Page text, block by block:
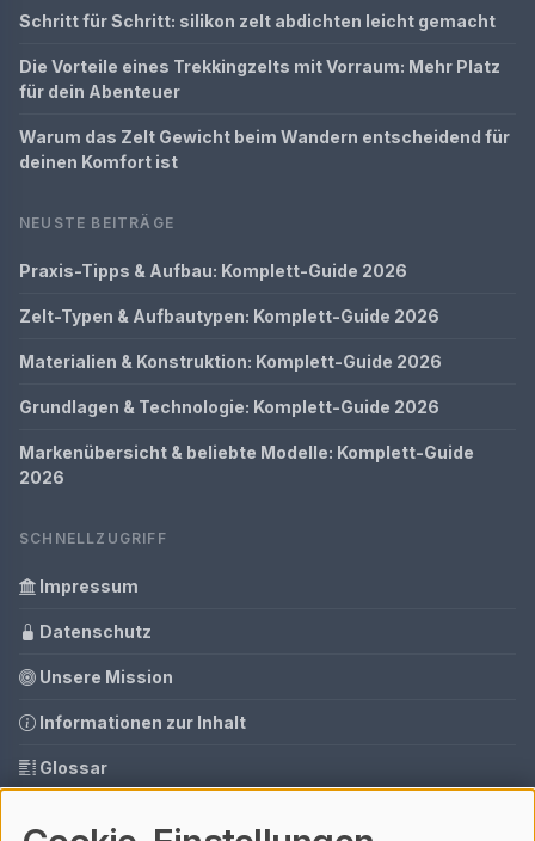
Schritt für Schritt: silikon zelt abdichten leicht gemacht
Die Vorteile eines Trekkingzelts mit Vorraum: Mehr Platz
für dein Abenteuer
Warum das Zelt Gewicht beim Wandern entscheidend für
deinen Komfort ist
NEUSTE BEITRÄGE
Praxis-Tipps & Aufbau: Komplett-Guide 2026
Zelt-Typen & Aufbautypen: Komplett-Guide 2026
Materialien & Konstruktion: Komplett-Guide 2026
Grundlagen & Technologie: Komplett-Guide 2026
Markenübersicht & beliebte Modelle: Komplett-Guide
2026
SCHNELLZUGRIFF
Impressum
Datenschutz
Unsere Mission
Informationen zur Inhalt
Glossar